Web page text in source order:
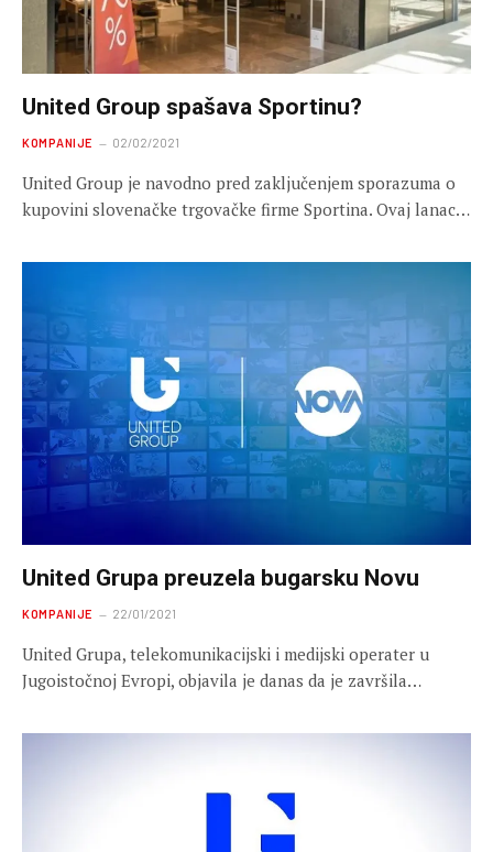
United Group spašava Sportinu?
KOMPANIJE 02/02/2021
United Group je navodno pred zaključenjem sporazuma o
kupovini slovenačke trgovačke firme Sportina. Ovaj lanac…
United Grupa preuzela bugarsku Novu
KOMPANIJE 22/01/2021
United Grupa, telekomunikacijski i medijski operater u
Jugoistočnoj Evropi, objavila je danas da je završila…